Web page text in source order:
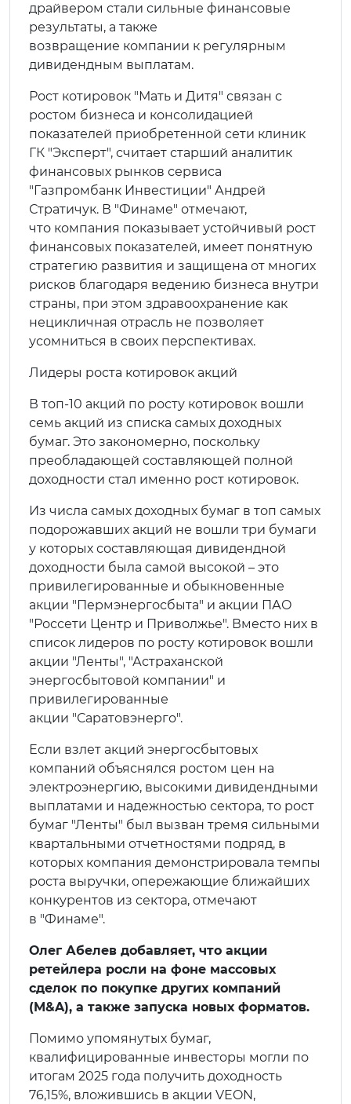
драйвером стали сильные финансовые
результаты, а также
возвращение компании к регулярным
дивидендным выплатам.
Рост котировок "Мать и Дитя" связан с
ростом бизнеса и консолидацией
показателей приобретенной сети клиник
ГК "Эксперт", считает старший аналитик
финансовых рынков сервиса
"Газпромбанк Инвестиции" Андрей
Стратичук. В "Финаме" отмечают,
что компания показывает устойчивый рост
финансовых показателей, имеет понятную
стратегию развития и защищена от многих
рисков благодаря ведению бизнеса внутри
страны, при этом здравоохранение как
нецикличная отрасль не позволяет
усомниться в своих перспективах.
Лидеры роста котировок акций
В топ-10 акций по росту котировок вошли
семь акций из списка самых доходных
бумаг. Это закономерно, поскольку
преобладающей составляющей полной
доходности стал именно рост котировок.
Из числа самых доходных бумаг в топ самых
подорожавших акций не вошли три бумаги
у которых составляющая дивидендной
доходности была самой высокой – это
привилегированные и обыкновенные
акции "Пермэнергосбыта" и акции ПАО
"Россети Центр и Приволжье". Вместо них в
список лидеров по росту котировок вошли
акции "Ленты", "Астраханской
энергосбытовой компании" и
привилегированные
акции "Саратовэнерго".
Если взлет акций энергосбытовых
компаний объяснялся ростом цен на
электроэнергию, высокими дивидендными
выплатами и надежностью сектора, то рост
бумаг "Ленты" был вызван тремя сильными
квартальными отчетностями подряд, в
которых компания демонстрировала темпы
роста выручки, опережающие ближайших
конкурентов из сектора, отмечают
в "Финаме".
Олег Абелев добавляет, что акции
ретейлера росли на фоне массовых
сделок по покупке других компаний
(M&A), а также запуска новых форматов.
Помимо упомянутых бумаг,
квалифицированные инвесторы могли по
итогам 2025 года получить доходность
76,15%, вложившись в акции VEON,